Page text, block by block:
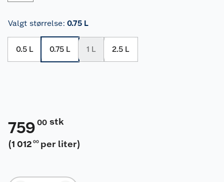
Valgt størrelse: 0.75 L
0.5 L 0.75 L 1 L 2.5 L
759 00 stk
(1 012 00 per liter)